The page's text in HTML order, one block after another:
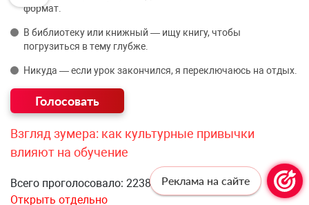
формат.
В библиотеку или книжный — ищу книгу, чтобы
погрузиться в тему глубже.
Никуда — если урок закончился, я переключаюсь на отдых.
Взгляд зумера: как культурные привычки
влияют на обучение
Всего проголосовало: 2238
Открыть отдельно
Реклама на сайте